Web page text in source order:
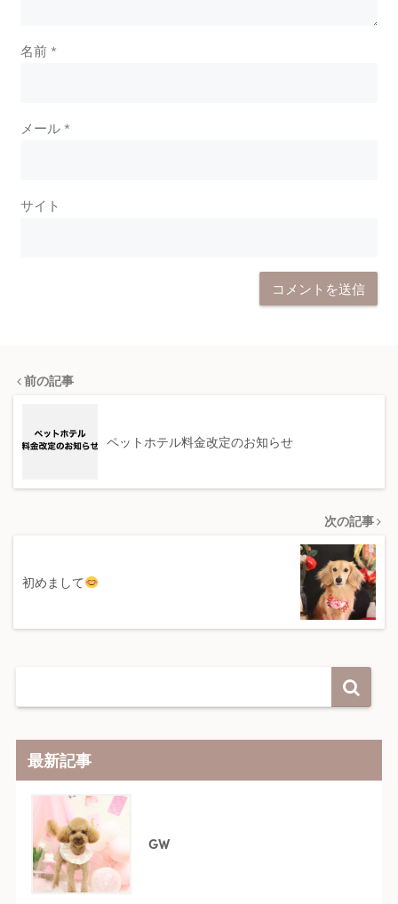
名前*
メール*
サイト
前の記事
ペットホテル料金改定のお知らせ
次の記事
初めまして
最新記事
GW